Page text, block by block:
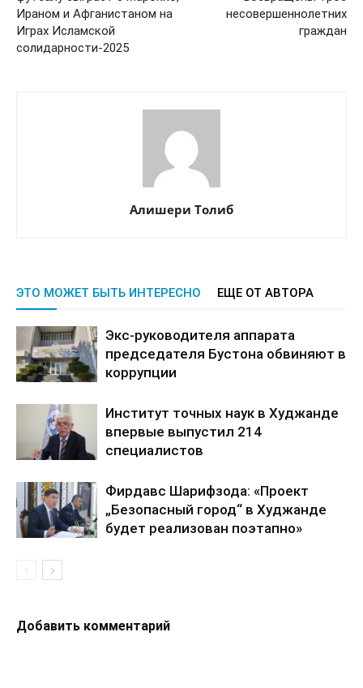
Ираном и Афганистаном на
Играх Исламской
солидарности-2025
несовершеннолетних
граждан
Алишери Толиб
ЭТО МОЖЕТ БЫТЬ ИНТЕРЕСНО ЕЩЕ ОТ АВТОРА
Экс-руководителя аппарата
председателя Бустона обвиняют в
коррупции
Институт точных наук в Худжанде
впервые выпустил 214
специалистов
Фирдавс Шарифзода: «Проект
„Безопасный город“ в Худжанде
будет реализован поэтапно»
Добавить комментарий